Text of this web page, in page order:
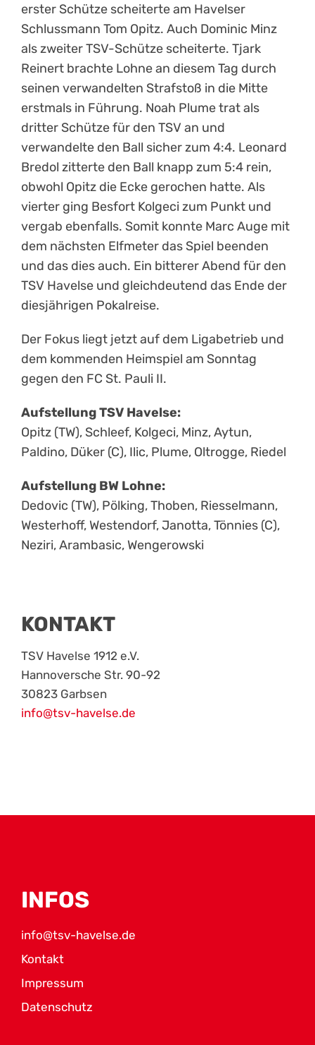
erster Schütze scheiterte am Havelser
Schlussmann Tom Opitz. Auch Dominic Minz
als zweiter TSV-Schütze scheiterte. Tjark
Reinert brachte Lohne an diesem Tag durch
seinen verwandelten Strafstoß in die Mitte
erstmals in Führung. Noah Plume trat als
dritter Schütze für den TSV an und
verwandelte den Ball sicher zum 4:4. Leonard
Bredol zitterte den Ball knapp zum 5:4 rein,
obwohl Opitz die Ecke gerochen hatte. Als
vierter ging Besfort Kolgeci zum Punkt und
vergab ebenfalls. Somit konnte Marc Auge mit
dem nächsten Elfmeter das Spiel beenden
und das dies auch. Ein bitterer Abend für den
TSV Havelse und gleichdeutend das Ende der
diesjährigen Pokalreise.
Der Fokus liegt jetzt auf dem Ligabetrieb und
dem kommenden Heimspiel am Sonntag
gegen den FC St. Pauli II.
Aufstellung TSV Havelse:
Opitz (TW), Schleef, Kolgeci, Minz, Aytun,
Paldino, Düker (C), Ilic, Plume, Oltrogge, Riedel
Aufstellung BW Lohne:
Dedovic (TW), Pölking, Thoben, Riesselmann,
Westerhoff, Westendorf, Janotta, Tönnies (C),
Neziri, Arambasic, Wengerowski
KONTAKT
TSV Havelse 1912 e.V.
Hannoversche Str. 90-92
30823 Garbsen
info@tsv-havelse.de
INFOS
info@tsv-havelse.de
Kontakt
Impressum
Datenschutz